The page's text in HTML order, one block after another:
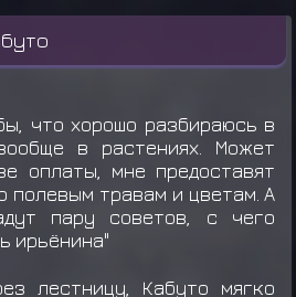
что хорошо разбираюсь в
в растениях. Может
оплаты, мне предоставят
полевым травам и цветам. А
пару советов, с чего
ирьёнина"
лестницу, Кабуто мягко